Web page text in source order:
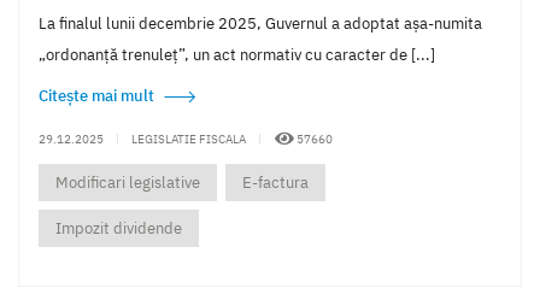
La finalul lunii decembrie 2025, Guvernul a adoptat așa-numita
„ordonanță trenuleț”, un act normativ cu caracter de [...]
Citește mai mult
29.12.2025 | LEGISLATIE FISCALA | 57660
Modificari legislative E-factura
Impozit dividende